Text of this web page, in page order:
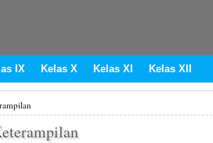
IX Kelas X Kelas XI Kelas XII